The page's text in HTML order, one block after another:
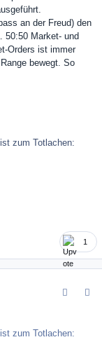
an der Freud) den
50:50 Market- und
Orders ist immer
bewegt. So
zum Totlachen:
1
zum Totlachen: